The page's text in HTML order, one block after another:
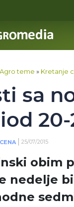
Agro teme » Kretanje
sa
20-
25/07/2015
obim
nedelje